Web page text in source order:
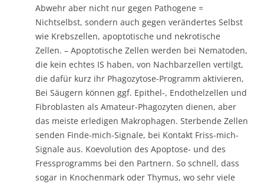
Abwehr aber nicht nur gegen Pathogene =
Nichtselbst, sondern auch gegen verändertes Selbst
wie Krebszellen, apoptotische und nekrotische
Zellen. – Apoptotische Zellen werden bei Nematoden,
die kein echtes IS haben, von Nachbarzellen vertilgt,
die dafür kurz ihr Phagozytose-Programm aktivieren,
Bei Säugern können ggf. Epithel-, Endothelzellen und
Fibroblasten als Amateur-Phagozyten dienen, aber
das meiste erledigen Makrophagen. Sterbende Zellen
senden Finde-mich-Signale, bei Kontakt Friss-mich-
Signale aus. Koevolution des Apoptose- und des
Fressprogramms bei den Partnern. So schnell, dass
sogar in Knochenmark oder Thymus, wo sehr viele